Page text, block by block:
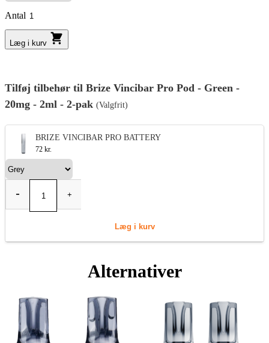
Antal
Læg i kurv
Tilføj tilbehør til Brize Vincibar Pro Pod - Green -
20mg - 2ml - 2-pak (Valgfrit)
BRIZE VINCIBAR PRO BATTERY
72 kr.
+
-
Læg i kurv
Alternativer